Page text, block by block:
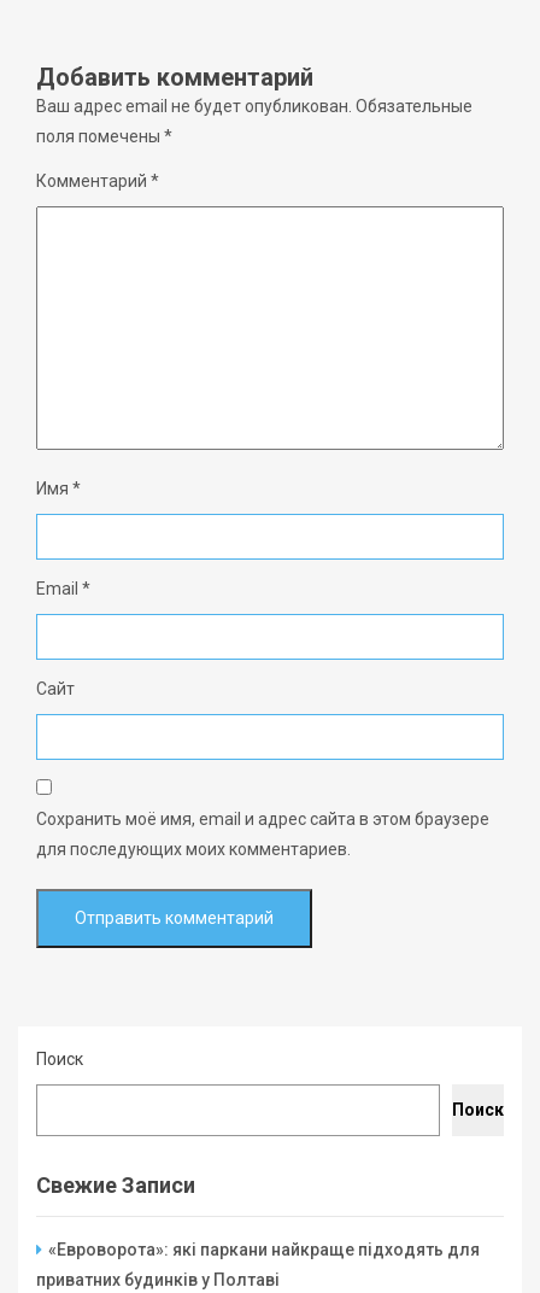
Добавить комментарий
Ваш адрес email не будет опубликован. Обязательные
поля помечены *
Комментарий *
Имя *
Email *
Сайт
Сохранить моё имя, email и адрес сайта в этом браузере
для последующих моих комментариев.
Поиск
Поиск
Свежие Записи
«Евроворота»: які паркани найкраще підходять для
приватних будинків у Полтаві